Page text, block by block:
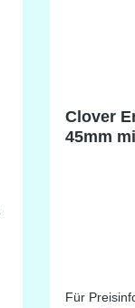
Clover
Für